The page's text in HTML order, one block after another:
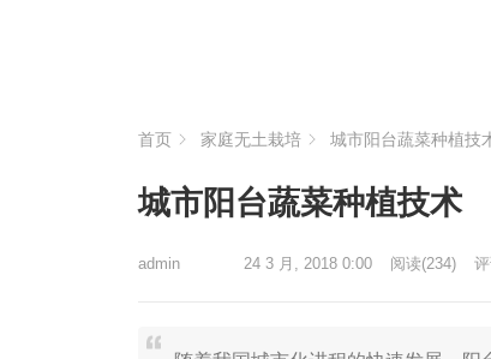
首页 家庭无土栽培 城市阳台蔬菜种植技
城市阳台蔬菜种植技术
admin 24 3 月, 2018 0:00 阅读(234)